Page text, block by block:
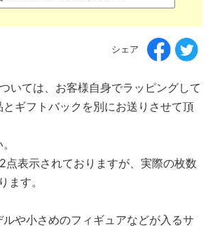
シェア
いては、お客様自身でラッピングして
ギフトバックを別にお送りさせて頂
点表示されておりますが、実際の枚数
ます。
や小さめのフィギュアなどが入るサ